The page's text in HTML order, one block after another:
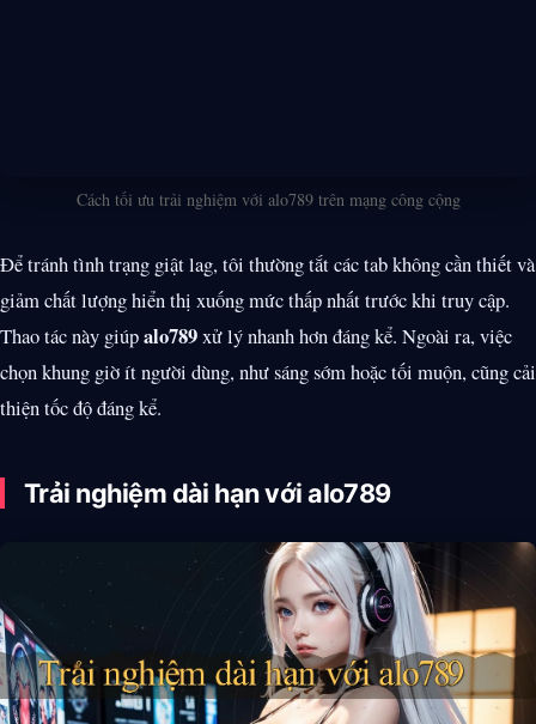
Cách tối ưu trải nghiệm với alo789 trên mạng công cộng
Để tránh tình trạng giật lag, tôi thường tắt các tab không cần thiết và
giảm chất lượng hiển thị xuống mức thấp nhất trước khi truy cập.
Thao tác này giúpalo789xử lý nhanh hơn đáng kể. Ngoài ra, việc
chọn khung giờ ít người dùng, như sáng sớm hoặc tối muộn, cũng cải
thiện tốc độ đáng kể.
Trải nghiệm dài hạn với alo789